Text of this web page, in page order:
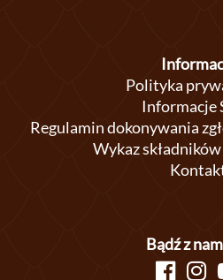
Polityka
Informacje
Regulamin dokonywania
Wykaz
Bądź z